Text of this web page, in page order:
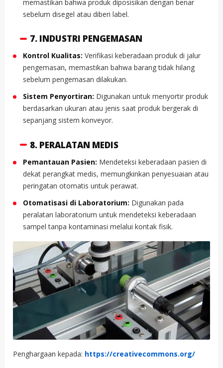
memastikan bahwa produk diposisikan dengan benar
sebelum disegel atau diberi label.
7. INDUSTRI PENGEMASAN
Kontrol Kualitas: Verifikasi keberadaan produk di jalur
pengemasan, memastikan bahwa barang tidak hilang
sebelum pengemasan dilakukan.
Sistem Penyortiran: Digunakan untuk menyortir produk
berdasarkan ukuran atau jenis saat produk bergerak di
sepanjang sistem konveyor.
8. PERALATAN MEDIS
Pemantauan Pasien: Mendeteksi keberadaan pasien di
dekat perangkat medis, memungkinkan penyesuaian atau
peringatan otomatis untuk perawat.
Otomatisasi di Laboratorium: Digunakan pada
peralatan laboratorium untuk mendeteksi keberadaan
sampel tanpa kontaminasi melalui kontak fisik.
Penghargaan kepada: https://creativecommons.org/